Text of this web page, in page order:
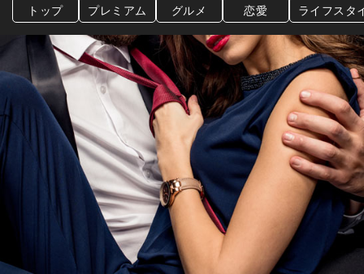
トップ プレミアム グルメ 恋愛 ライフスタ